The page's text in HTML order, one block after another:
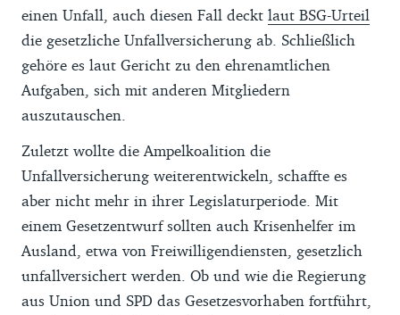
einen Unfall, auch diesen Fall deckt laut BSG-Urteil
die gesetzliche Unfallversicherung ab. Schließlich
gehöre es laut Gericht zu den ehrenamtlichen
Aufgaben, sich mit anderen Mitgliedern
auszutauschen.
Zuletzt wollte die Ampelkoalition die
Unfallversicherung weiterentwickeln, schaffte es
aber nicht mehr in ihrer Legislaturperiode. Mit
einem Gesetzentwurf sollten auch Krisenhelfer im
Ausland, etwa von Freiwilligendiensten, gesetzlich
unfallversichert werden. Ob und wie die Regierung
aus Union und SPD das Gesetzesvorhaben fortführt,